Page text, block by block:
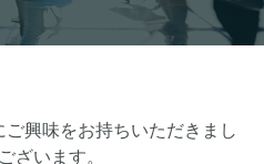
興味をお持ちいただきまし
ざいます。